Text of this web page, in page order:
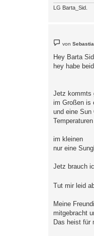
LG Barta_Sid.
t
r
von
Hey Barta Sid
hey habe
Jetz kommts
im Großen is
und eine Sun
im kleinen
nur eine
Jetz brauch
Tut mir leid
Meine
mitgebracht
Das heist für